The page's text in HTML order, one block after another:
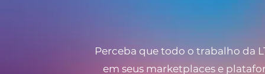
Perceba que todo o trabalho da
em seus marketplaces e